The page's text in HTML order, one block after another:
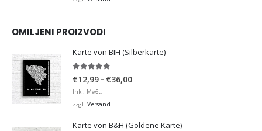
OMILJENI PROIZVODI
Karte von BIH (Silberkarte)
4.92 von 5
€12,99– €36,00Preisspanne:
Inkl. MwSt.
zzgl. Versand
Karte von B&H (Goldene Karte)